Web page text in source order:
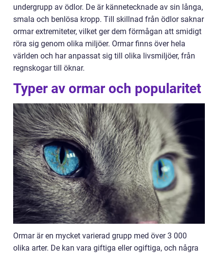
undergrupp av ödlor. De är kännetecknade av sin långa,
smala och benlösa kropp. Till skillnad från ödlor saknar
ormar extremiteter, vilket ger dem förmågan att smidigt
röra sig genom olika miljöer. Ormar finns över hela
världen och har anpassat sig till olika livsmiljöer, från
regnskogar till öknar.
Typer av ormar och popularitet
Ormar är en mycket varierad grupp med över 3 000
olika arter. De kan vara giftiga eller ogiftiga, och några